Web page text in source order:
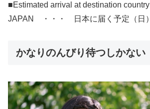
■Estimated arrival at destination country |
JAPAN ・・・ 日本に届く予定（日）
かなりのんびり待つしかない